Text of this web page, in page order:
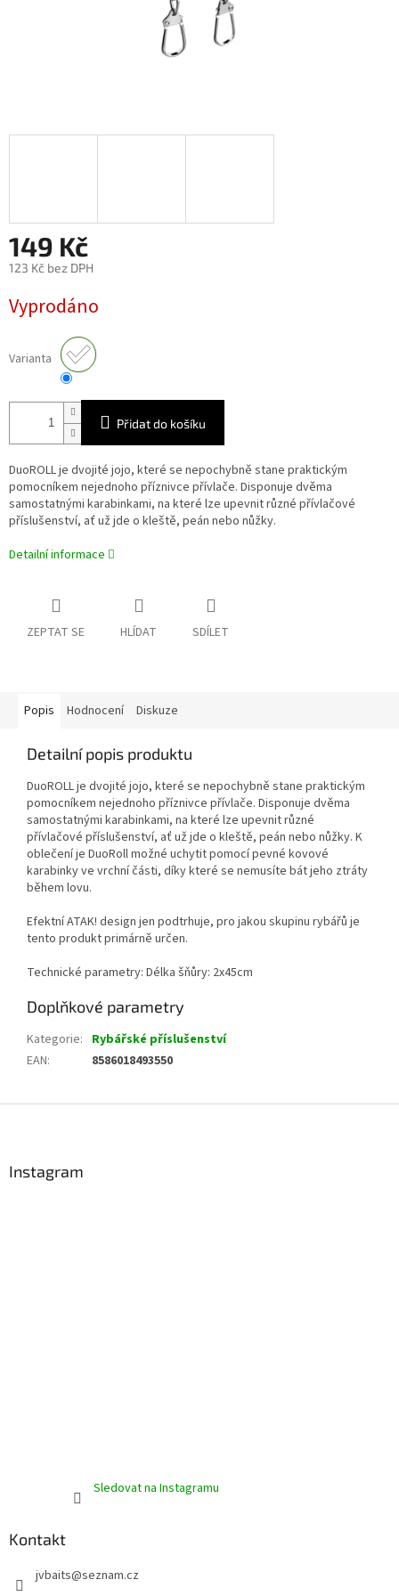
149 Kč
123 Kč bez DPH
cena:
Vyprodáno
Varianta
Přidat do košíku
DuoROLL je dvojité jojo, které se nepochybně stane praktickým
pomocníkem nejednoho příznivce přívlače. Disponuje dvěma
samostatnými karabinkami, na které lze upevnit různé přívlačové
příslušenství, ať už jde o kleště, peán nebo nůžky.
Detailní informace
ZEPTAT SE HLÍDAT SDÍLET
Popis Hodnocení Diskuze
Detailní popis produktu
DuoROLL je dvojité jojo, které se nepochybně stane praktickým
pomocníkem nejednoho příznivce přívlače. Disponuje dvěma
samostatnými karabinkami, na které lze upevnit různé
přívlačové příslušenství, ať už jde o kleště, peán nebo nůžky. K
oblečení je DuoRoll možné uchytit pomocí pevné kovové
karabinky ve vrchní části, díky které se nemusíte bát jeho ztráty
během lovu.
Efektní ATAK! design jen podtrhuje, pro jakou skupinu rybářů je
tento produkt primárně určen.
Technické parametry: Délka šňůry: 2x45cm
Doplňkové parametry
Kategorie: Rybářské příslušenství
EAN: 8586018493550
Instagram
Sledovat na Instagramu
Kontakt
jvbaits@seznam.cz